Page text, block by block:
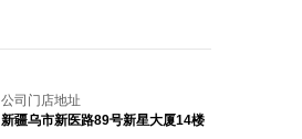
公司门店地址
新疆乌市新医路89号新星大厦14楼